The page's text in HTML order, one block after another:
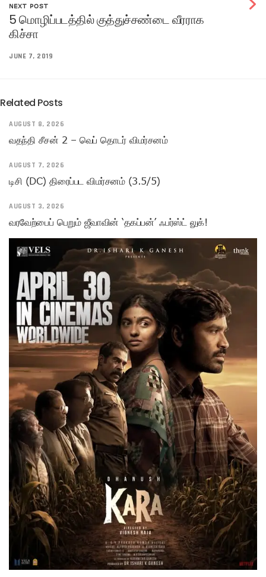
NEXT POST
5 மொழிப்படத்தில் குத்துச்சண்டை வீரராக
கிச்சா
JUNE 7, 2019
Related Posts
AUGUST 8, 2026
வதந்தி சீசன் 2 – வெப் தொடர் விமர்சனம்
AUGUST 7, 2026
டிசி (DC) திரைப்பட விமர்சனம் (3.5/5)
AUGUST 3, 2026
வரவேற்பைப் பெறும் ஜீவாவின் ‘தகப்பன்’ ஃபர்ஸ்ட் லுக்!